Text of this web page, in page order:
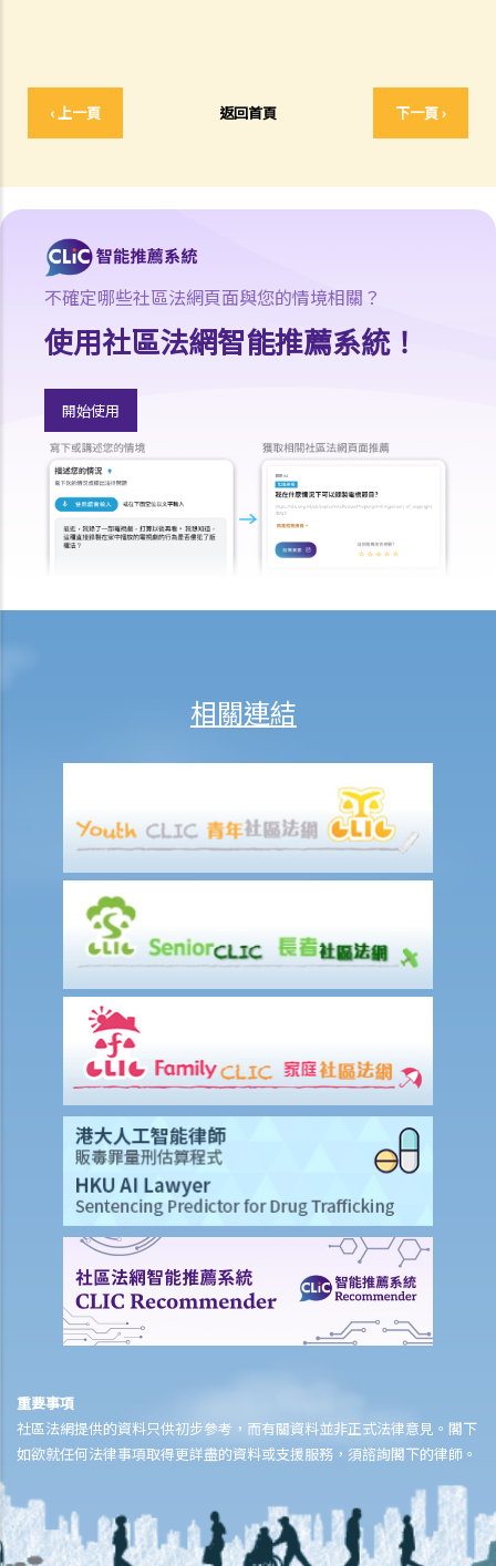
‹ 上一頁 返回首頁 下一頁 ›
1. 如何計算「工作時數」？
4. 須就工資期支付予僱員的工資
5. 僱主須記錄僱員的總工作時數
1. 如僱員的工資期並非公曆月，備存總工作時數紀錄的金額上限是多
少？
2. 總工作時數需以什麼格式記錄？
D. 其他相關法例
1. 競爭條例
2. 《個人資料(私隱)條例》
1. 僱用過程
d) 保密責任
e) 交出所得利潤的責任
f) 彌償的責任
2. 僱主的隱含責任
a) 提供工作及報酬的責任
b) 提供安全工作環境的責任
c) 彌償的責任
3. 互信責任
B. 常見明訂條款
1. 試用期的長度有限制嗎？
C. 跨境就業
1. 各種合約安排
2. 解決爭議
Q1. 僱主可否依靠明訂的管轄法律條款而避免《僱傭條例》或各種反歧
視條例的適用？
Q2. 僱主可否對本地及海外員工採取有差異的待遇？如果不能，僱主在
3. 在香港以外地方工作的僱員
a) 僱主在普通法下不可轉委的謹慎責任
c) 往香港以外地方就業合約條例
勞資審裁處及勞工處
不確定哪些社區法網頁面與您的情境相關？
使用社區法網智能推薦系統！
開始使用
相關連結
重要事項
社區法網提供的資料只供初步參考，而有關資料並非正式法律意見。閣下
如欲就任何法律事項取得更詳盡的資料或支援服務，須諮詢閣下的律師。